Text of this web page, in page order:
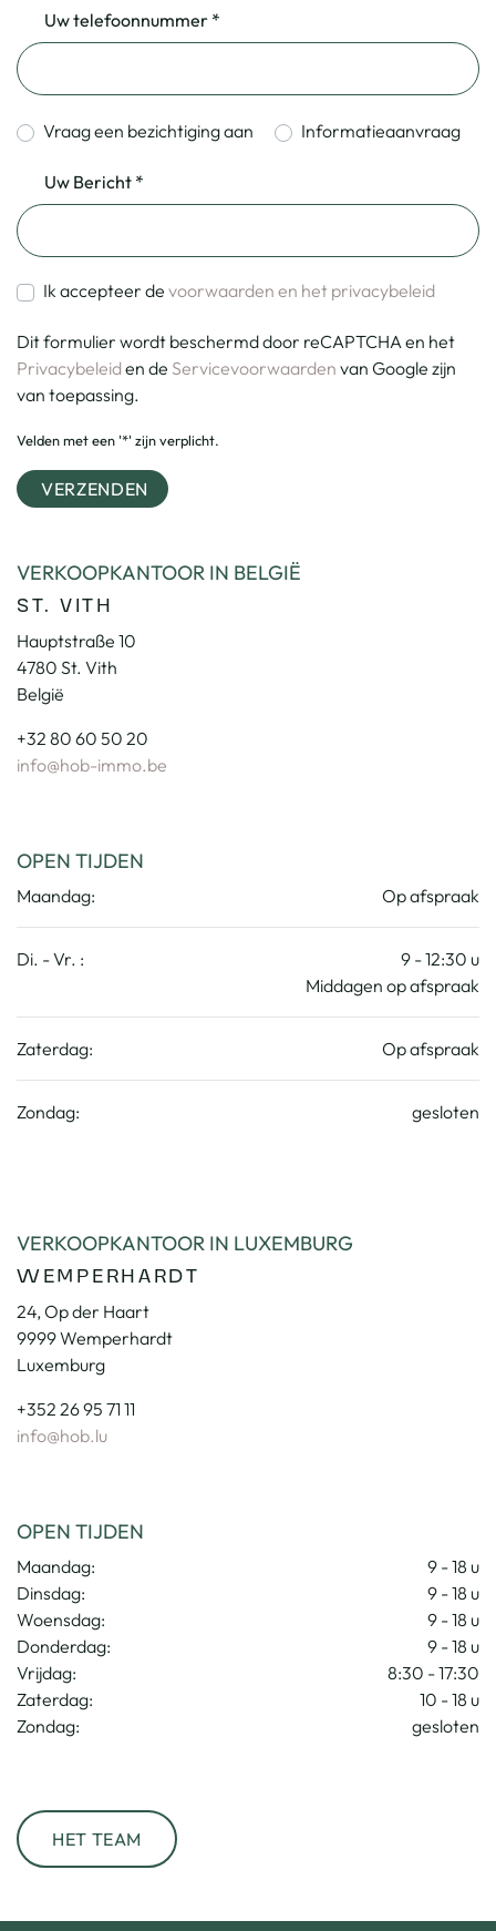
Uw telefoonnummer *
Vraag een bezichtiging aan Informatieaanvraag
Uw Bericht *
Ik accepteer de voorwaarden en het privacybeleid
Dit formulier wordt beschermd door reCAPTCHA en het
Privacybeleiden de Servicevoorwaarden van Google zijn
van toepassing.
Velden met een '*' zijn verplicht.
VERZENDEN
VERKOOPKANTOOR IN BELGIË
ST. VITH
Hauptstraße 10
4780 St. Vith
België
+32 80 60 50 20
info@hob-immo.be
OPEN TIJDEN
Maandag: Op afspraak
Di. - Vr. :
9 - 12:30 u
Middagen op afspraak
Zaterdag: Op afspraak
Zondag: gesloten
VERKOOPKANTOOR IN LUXEMBURG
WEMPERHARDT
24, Op der Haart
9999 Wemperhardt
Luxemburg
+352 26 95 71 11
info@hob.lu
OPEN TIJDEN
Maandag:
9 - 18 u
Dinsdag:
9 - 18 u
Woensdag:
9 - 18 u
Donderdag:
9 - 18 u
Vrijdag:
8:30 - 17:30
Zaterdag:
10 - 18 u
Zondag:
gesloten
HET TEAM